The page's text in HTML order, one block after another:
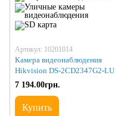
Артикул: 10201014
Камера видеонаблюдения
Hikvision DS-2CD2347G2-LU
(2.8)
7 194.00грн.
Купить